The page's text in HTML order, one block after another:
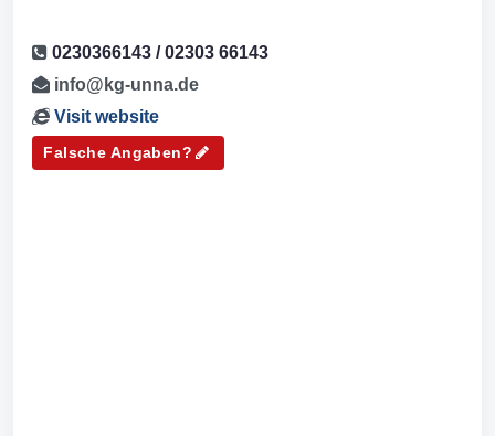
0230366143 / 02303 66143
info@kg-unna.de
Visit website
Falsche Angaben?